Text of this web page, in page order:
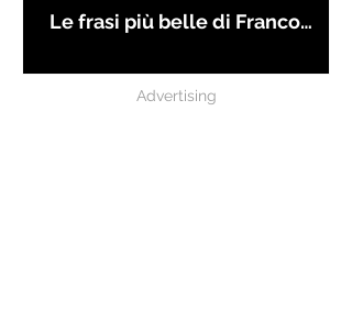
Le frasi più belle di Franco
Advertising